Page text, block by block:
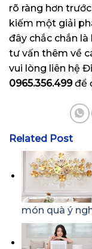
rõ ràng hơn
kiếm một giải
đây chắc chắn
tư vấn thêm về
vui lòng liên hệ
0965.356.499để
Related Post
món quà ý